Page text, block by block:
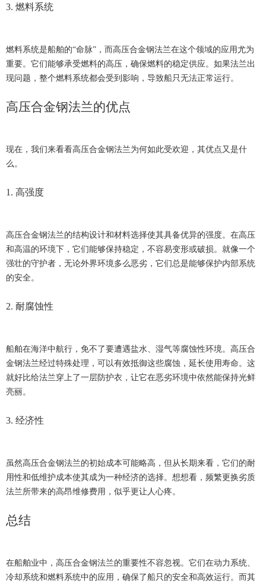
3. 燃料系统
燃料系统是船舶的“命脉”，而高压合金钢法兰在这个领域的应用尤为
重要。它们能够承受燃料的高压，确保燃料的稳定供应。如果法兰出
现问题，整个燃料系统都会受到影响，导致船只无法正常运行。
高压合金钢法兰的优点
现在，我们来看看高压合金钢法兰为何如此受欢迎，其优点又是什
么。
1. 高强度
高压合金钢法兰的结构设计和材料选择使其具备优异的强度。在高压
和高温的环境下，它们能够保持稳定，不容易变形或破损。就像一个
强壮的守护者，无论外界环境多么恶劣，它们总是能够保护内部系统
的安全。
2. 耐腐蚀性
船舶在海洋中航行，免不了要遭遇盐水、湿气等腐蚀性环境。高压合
金钢法兰经过特殊处理，可以有效抵御这些腐蚀，延长使用寿命。这
就好比给法兰穿上了一层防护衣，让它在恶劣环境中依然能保持光鲜
亮丽。
3. 经济性
虽然高压合金钢法兰的初始成本可能略高，但从长期来看，它们的耐
用性和低维护成本使其成为一种经济的选择。想想看，频繁更换劣质
法兰所带来的高昂维修费用，似乎更让人心疼。
总结
在船舶业中，高压合金钢法兰的重要性不容忽视。它们在动力系统、
冷却系统和燃料系统中的应用，确保了船只的安全和高效运行。而其